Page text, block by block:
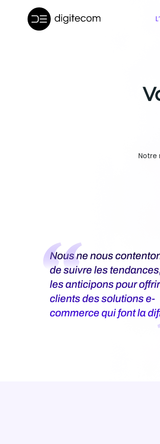
contenu
Notre
Nous ne nous
de suivre les
les anticipons pour
clients des solutions e-
commerce qui font la